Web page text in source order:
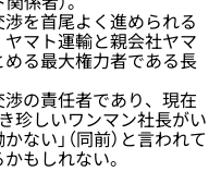
を首尾よく進められる
マト運輸と親会社ヤマ
る最大権力者である長
の責任者であり、現在
珍しいワンマン社長がい
い」（同前）と言われて
もしれない。